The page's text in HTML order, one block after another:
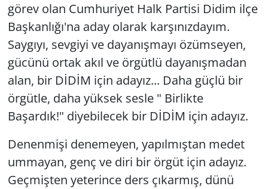
görev olan Cumhuriyet Halk Partisi Didim ilçe
Başkanlığı'na aday olarak karşınızdayım.
Saygıyı, sevgiyi ve dayanışmayı özümseyen,
gücünü ortak akıl ve örgütlü dayanışmadan
alan, bir DİDİM için adayız... Daha güçlü bir
örgütle, daha yüksek sesle " Birlikte
Başardık!" diyebilecek bir DİDİM için adayız.
Denenmişi denemeyen, yapılmıştan medet
ummayan, genç ve diri bir örgüt için adayız.
Geçmişten yeterince ders çıkarmış, dünü